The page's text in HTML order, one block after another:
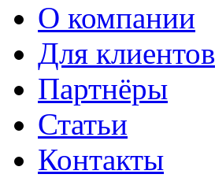
О компании
Для клиентов
Партнёры
Статьи
Контакты